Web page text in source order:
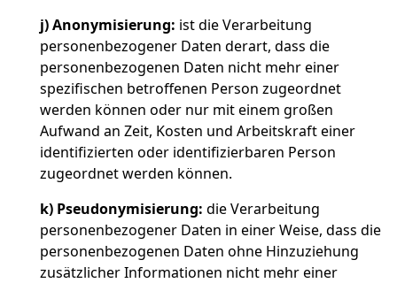
j)Anonymisierung: ist die Verarbeitung
personenbezogener Daten derart, dass die
personenbezogenen Daten nicht mehr einer
spezifischen betroffenen Person zugeordnet
werden können oder nur mit einem großen
Aufwand an Zeit, Kosten und Arbeitskraft einer
identifizierten oder identifizierbaren Person
zugeordnet werden können.
k) Pseudonymisierung: die Verarbeitung
personenbezogener Daten in einer Weise, dass die
personenbezogenen Daten ohne Hinzuziehung
zusätzlicher Informationen nicht mehr einer